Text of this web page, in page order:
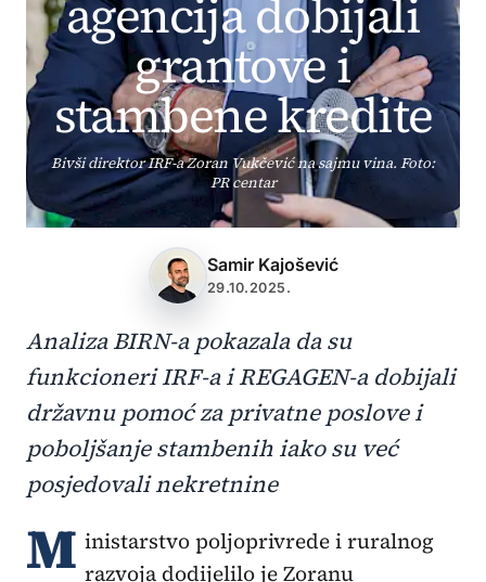
agencija dobijali
grantove i
stambene kredite
Bivši direktor IRF-a Zoran Vukčević na sajmu vina. Foto:
PR centar
Samir Kajošević
29.10.2025.
Analiza BIRN-a pokazala da su
funkcioneri IRF-a i REGAGEN-a dobijali
državnu pomoć za privatne poslove i
poboljšanje stambenih iako su već
posjedovali nekretnine
M inistarstvo poljoprivrede i ruralnog
razvoja dodijelilo je Zoranu